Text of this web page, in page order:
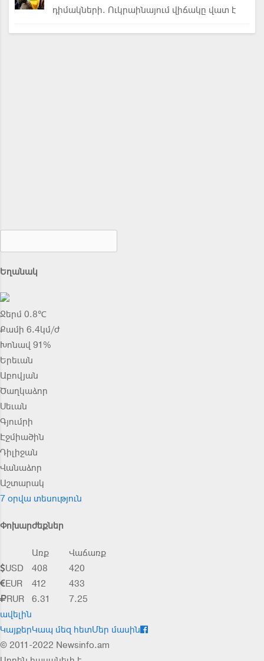
դիմակների. Ուկրաինայում վիճակը վատ է
Եղանակ
Ջերմ 0.8℃
Քամի 6.4կմ/ժ
Խոնավ 91%
Երեւան
Աբովյան
Ծաղկաձոր
Սեւան
Գյումրի
Էջմիածին
Դիլիջան
Վանաձոր
Աշտարակ
7 օրվա տեսություն
Փոխարժեքներ
Առք
Վաճառք
USD
408
420
EUR
412
433
RUR
6.31
7.25
ավելին
ԿայքերԿապ մեզ հետՄեր մասին
© 2011-2022 Newsinfo.am